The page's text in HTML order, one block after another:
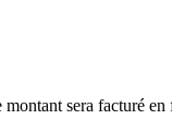
sera facturé en